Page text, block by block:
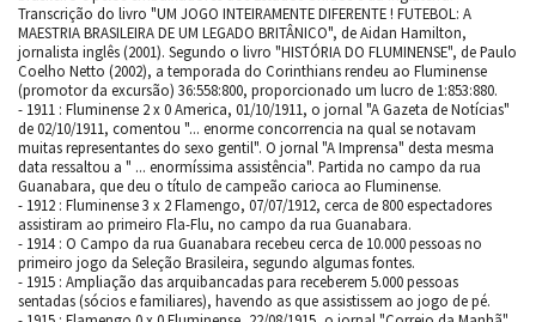
Transcrição do livro "UM JOGO INTEIRAMENTE DIFERENTE ! FUTEBOL: A
MAESTRIA BRASILEIRA DE UM LEGADO BRITÂNICO", de Aidan Hamilton,
jornalista inglês (2001). Segundo o livro "HISTÓRIA DO FLUMINENSE", de Paulo
Coelho Netto (2002), a temporada do Corinthians rendeu ao Fluminense
(promotor da excursão) 36:558:800, proporcionado um lucro de 1:853:880.
- 1911 : Fluminense 2 x 0 America, 01/10/1911, o jornal "A Gazeta de Notícias"
de 02/10/1911, comentou "... enorme concorrencia na qual se notavam
muitas representantes do sexo gentil". O jornal "A Imprensa" desta mesma
data ressaltou a " ... enormíssima assistência". Partida no campo da rua
Guanabara, que deu o título de campeão carioca ao Fluminense.
- 1912 : Fluminense 3 x 2 Flamengo, 07/07/1912, cerca de 800 espectadores
assistiram ao primeiro Fla-Flu, no campo da rua Guanabara.
- 1914 : O Campo da rua Guanabara recebeu cerca de 10.000 pessoas no
primeiro jogo da Seleção Brasileira, segundo algumas fontes.
- 1915 : Ampliação das arquibancadas para receberem 5.000 pessoas
sentadas (sócios e familiares), havendo as que assistissem ao jogo de pé.